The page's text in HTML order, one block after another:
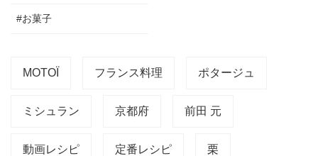
#お菓子
MOTOÏ フランス料理 ポタージュ
ミシュラン 京都府 前田 元
動画レシピ 定番レシピ 栗